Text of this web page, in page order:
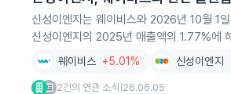
신성이엔지는 웨이비스와 2026년 10월 1
신성이엔지의 2025년 매출액의 1.77%에
웨이비스 +5.01% 신성이엔지
2건의 연관 소식 26.06.05